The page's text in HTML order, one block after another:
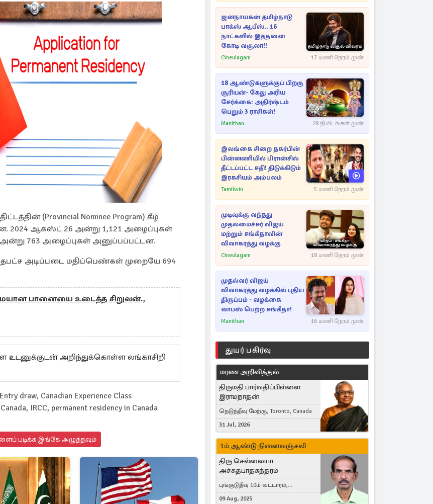
(Provincial Nominee Program) கீழ்
2024 ஆகஸ்ட் 26 அன்று 1,121 அழைப்புகள்
763 அழைப்புகள் அனுப்பப்பட்டன.
அடிப்படை மதிப்பெண்கள் முறையே 694
பானையை உடைத்த சிறுவன்.,
உடனுக்குடன் அறிந்துக்கொள்ள லங்காசிறி
draw, Canadian Experience Class
IRCC, permanent residency in Canada
படிக்க இங்கே அழுத்தவும்
ஜனநாயகன் தமிழ்நாடு
பாக்ஸ் ஆபீஸ்.. 16
நாட்களில் இத்தனை
கோடி வசூலா!!
Cineulagam 17 மணி நேரம் முன்
18 ஆண்டுகளுக்குப் பிறகு
சூரியன்- கேது அரிய
சேர்க்கை: அதிர்ஷ்டம்
பெறும் 3 ராசிகள்!
Manithan 28 நிமிடங்கள் முன்
இலங்கை சிறை தகர்பின்
பின்னணியில் பிரான்சில்
தீட்டப்பட்ட சதி! திடுக்கிடும்
இரகசியம் அம்பலம்
Tamilwin 5 மணி நேரம் முன்
முடிவுக்கு வந்தது
முதலமைச்சர் விஜய்
மற்றும் சங்கீதாவின்
விவாகரத்து வழக்கு
Cineulagam 18 மணி நேரம் முன்
முதல்வர் விஜய்
விவாகரத்து வழக்கில் புதிய
திருப்பம் - வழக்கை
வாபஸ் பெற்ற சங்கீதா!
Manithan 16 மணி நேரம் முன்
துயர் பகிர்வு
மரண அறிவித்தல்
திருமதி பார்வதிப்பிள்ளை
இராமநாதன்
நெடுந்தீவு மேற்கு, Toronto, Canada
31 Jul, 2026
1ம் ஆண்டு நினைவஞ்சலி
திரு செல்லையா
அச்சுதபாதசுந்தரம்
புங்குடுதீவு 10ம் வட்டாரம்,
கொள்ளுப்பிட்டி
09 Aug, 2025